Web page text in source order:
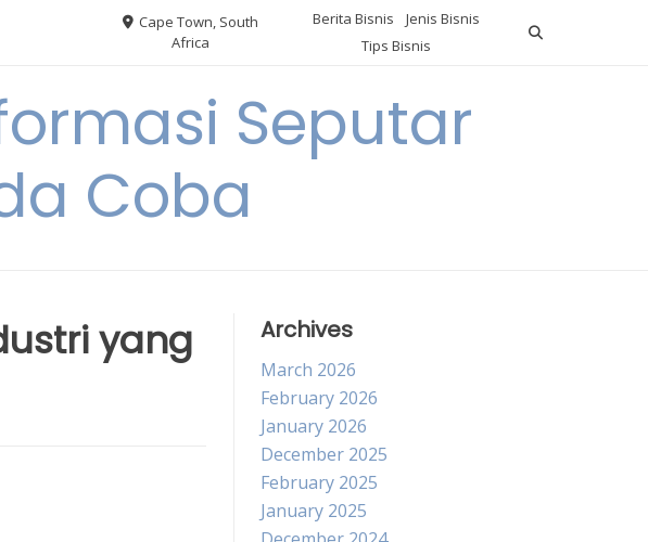
Cape Town, South
Africa
Berita Bisnis
Jenis Bisnis
Tips Bisnis
Seputar
Coba
yang
Archives
March 2026
February 2026
January 2026
December 2025
February 2025
January 2025